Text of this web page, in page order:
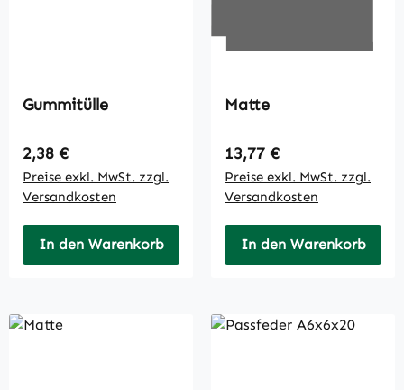
Gummitülle
Regulärer Preis:
2,38 €
Preise exkl. MwSt. zzgl.
Versandkosten
In den Warenkorb
Matte
Regulärer Preis:
13,77 €
Preise exkl. MwSt. zzgl.
Versandkosten
In den Warenkorb